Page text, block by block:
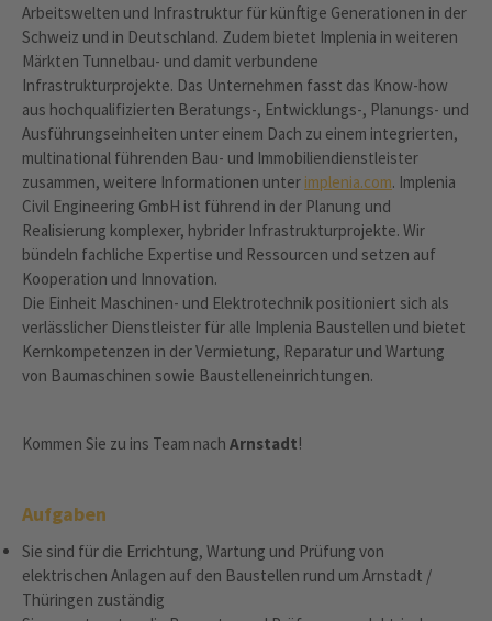
Arbeitswelten und Infrastruktur für künftige Generationen in der
Schweiz und in Deutschland. Zudem bietet Implenia in weiteren
Märkten Tunnelbau- und damit verbundene
Infrastrukturprojekte. Das Unternehmen fasst das Know-how
aus hochqualifizierten Beratungs-, Entwicklungs-, Planungs- und
Ausführungseinheiten unter einem Dach zu einem integrierten,
multinational führenden Bau- und Immobiliendienstleister
zusammen, weitere Informationen unter implenia.com. Implenia
Civil Engineering GmbH ist führend in der Planung und
Realisierung komplexer, hybrider Infrastrukturprojekte. Wir
bündeln fachliche Expertise und Ressourcen und setzen auf
Kooperation und Innovation.
Die Einheit Maschinen- und Elektrotechnik positioniert sich als
verlässlicher Dienstleister für alle Implenia Baustellen und bietet
Kernkompetenzen in der Vermietung, Reparatur und Wartung
von Baumaschinen sowie Baustelleneinrichtungen.
Kommen Sie zu ins Team nach Arnstadt!
Aufgaben
Sie sind für die Errichtung, Wartung und Prüfung von
elektrischen Anlagen auf den Baustellen rund um Arnstadt /
Thüringen zuständig